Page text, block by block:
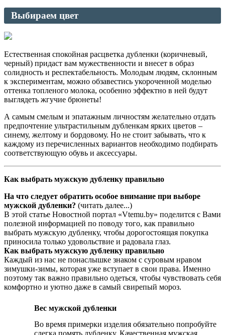
Выбираем цвет
Естественная спокойная расцветка дубленки (коричневый,
черный) придаст вам мужественности и внесет в образ
солидность и респектабельность. Молодым людям, склонным
к экспериментам, можно обзавестись укороченной моделью
оттенка топленого молока, особенно эффектно в ней будут
выглядеть жгучие брюнеты!
А самым смелым и эпатажным личностям желательно отдать
предпочтение ультрастильным дубленкам ярких цветов –
синему, желтому и бордовому. Но не стоит забывать, что к
каждому из перечисленных вариантов необходимо подбирать
соответствующую обувь и аксессуары.
Как выбрать мужскую дубленку правильно
На что следует обратить особое внимание при выборе
мужской дубленки? (читать далее...)
В этой статье Новостной портал «Vtemu.by» поделится с Вами
полезной информацией по поводу того, как правильно
выбрать мужскую дубленку, чтобы дорогостоящая покупка
приносила только удовольствие и радовала глаз.
Как выбрать мужскую дубленку правильно
Каждый из нас не понаслышке знаком с суровым нравом
зимушки-зимы, которая уже вступает в свои права. Именно
поэтому так важно правильно одеться, чтобы чувствовать себя
комфортно и уютно даже в самый свирепый мороз.
Вес мужской дубленки
Во время примерки изделия обязательно попробуйте